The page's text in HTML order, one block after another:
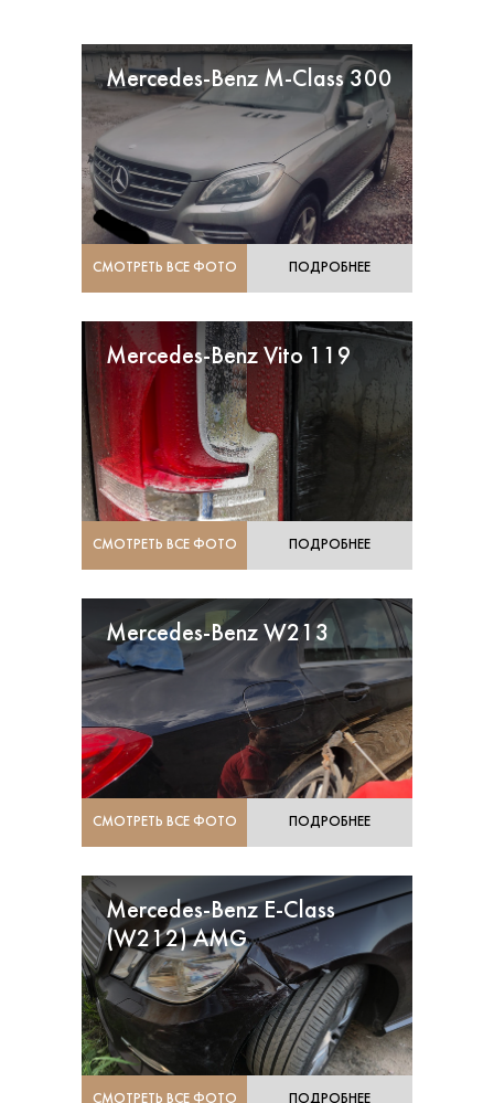
Mercedes-Benz M-Class 300
СМОТРЕТЬ ВСЕ ФОТО ПОДРОБНЕЕ
Mercedes-Benz Vito 119
СМОТРЕТЬ ВСЕ ФОТО ПОДРОБНЕЕ
Mercedes-Benz W213
СМОТРЕТЬ ВСЕ ФОТО ПОДРОБНЕЕ
Mercedes-Benz E-Class
(W212) AMG
СМОТРЕТЬ ВСЕ ФОТО ПОДРОБНЕЕ